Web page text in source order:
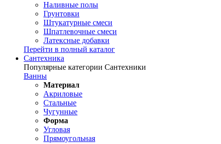
Наливные полы
Грунтовки
Штукатурные смеси
Шпатлевочные смеси
Латексные добавки
Перейти в полный каталог
Сантехника
Популярные категории Сантехники
Ванны
Материал
Акриловые
Стальные
Чугунные
Форма
Угловая
Прямоугольная